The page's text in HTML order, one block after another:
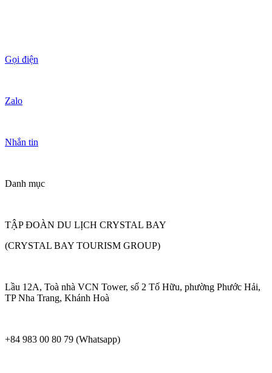
Gọi điện
Zalo
Nhắn tin
Danh mục
TẬP ĐOÀN DU LỊCH CRYSTAL BAY
(CRYSTAL BAY TOURISM GROUP)
Lầu 12A, Toà nhà VCN Tower, số 2 Tố Hữu, phường Phước Hải,
TP Nha Trang, Khánh Hoà
+84 983 00 80 79 (Whatsapp)